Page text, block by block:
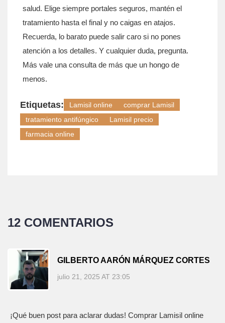
salud. Elige siempre portales seguros, mantén el
tratamiento hasta el final y no caigas en atajos.
Recuerda, lo barato puede salir caro si no pones
atención a los detalles. Y cualquier duda, pregunta.
Más vale una consulta de más que un hongo de
menos.
Etiquetas: Lamisil online
comprar Lamisil
tratamiento antifúngico
Lamisil precio
farmacia online
12 COMENTARIOS
GILBERTO AARÓN MÁRQUEZ CORTES
julio 21, 2025 AT 23:05
¡Qué buen post para aclarar dudas! Comprar Lamisil online